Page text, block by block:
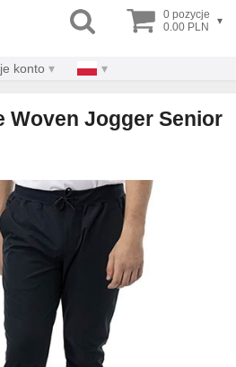
0 pozycje
0.00 PLN
▾
konto
Woven Jogger Senior